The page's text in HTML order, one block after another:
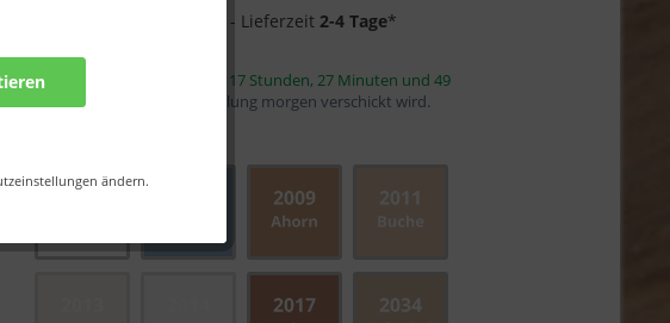
ändern.
- Lieferzeit2-4 Tage*
Bestellen Sie innerhalb von 17 Stunden, 27 Minuten und 48
Sekunden
, damit die Bestellung morgen verschickt wird.